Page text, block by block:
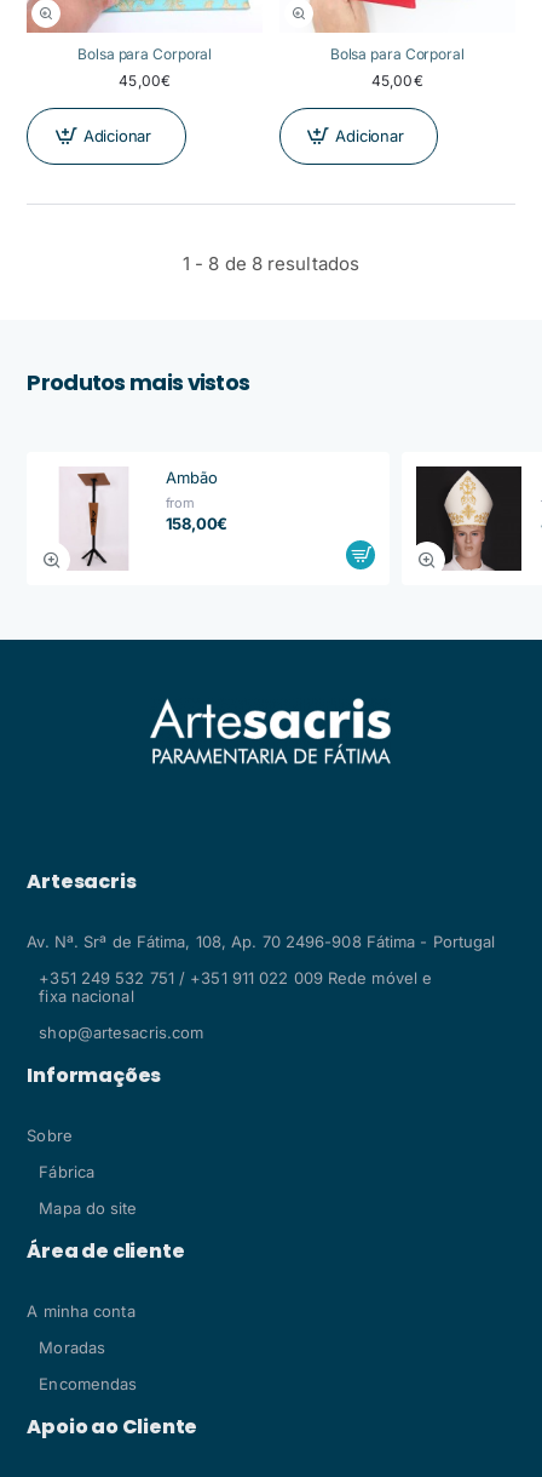
NOVIDADE
Bolsa para Corporal
45,00€
Adicionar
NOVIDADE
Bolsa para Corporal
45,00€
Adicionar
1 - 8 de 8 resultados
Produtos mais vistos
Ambão
from
158,00€
Artesacris
Av. Nª. Srª de Fátima, 108, Ap. 70 2496-908 Fátima - Portugal
+351 249 532 751 / +351 911 022 009 Rede móvel e
fixa nacional
shop@artesacris.com
Informações
Sobre
Fábrica
Mapa do site
Área de cliente
A minha conta
Moradas
Encomendas
Apoio ao Cliente